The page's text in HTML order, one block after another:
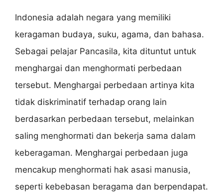
Indonesia adalah negara yang memiliki
keragaman budaya, suku, agama, dan bahasa.
Sebagai pelajar Pancasila, kita dituntut untuk
menghargai dan menghormati perbedaan
tersebut. Menghargai perbedaan artinya kita
tidak diskriminatif terhadap orang lain
berdasarkan perbedaan tersebut, melainkan
saling menghormati dan bekerja sama dalam
keberagaman. Menghargai perbedaan juga
mencakup menghormati hak asasi manusia,
seperti kebebasan beragama dan berpendapat.